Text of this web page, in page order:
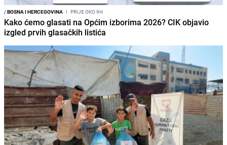
/BOSNA I HERCEGOVINA I PRIJE OKO 9H
Kako ćemo glasati na Općim izborima 2026? CIK objavio
izgled prvih glasačkih listića